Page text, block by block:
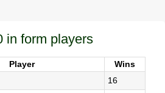
in form players
Player
Wins
16